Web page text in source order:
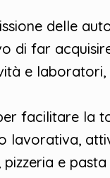
delle
di far
e
facilitare la
lavorativa,
e